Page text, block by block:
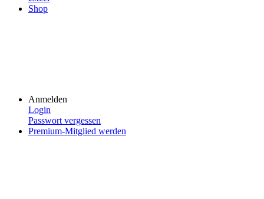
Shop
Anmelden
Login
Passwort vergessen
Premium-Mitglied werden